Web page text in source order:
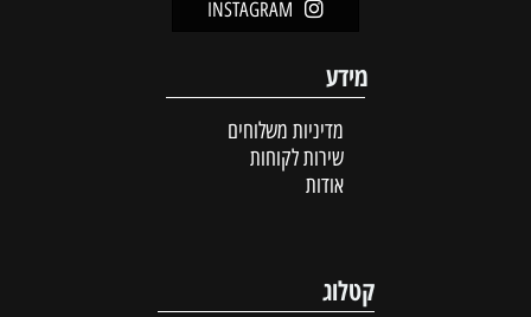
INSTAGRAM
מידע
מדיניות משלוחים
שירות לקוחות
אודות
קטלוג